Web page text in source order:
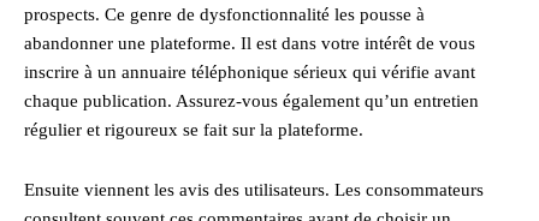
prospects. Ce genre de dysfonctionnalité les pousse à
abandonner une plateforme. Il est dans votre intérêt de vous
inscrire à un annuaire téléphonique sérieux qui vérifie avant
chaque publication. Assurez-vous également qu’un entretien
régulier et rigoureux se fait sur la plateforme.
Ensuite viennent les avis des utilisateurs. Les consommateurs